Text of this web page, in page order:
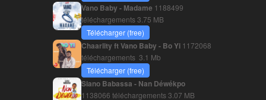
Vano Baby - Madame 1188499
téléchargements3.75 MB
Télécharger (free)
Chaarlity ft Vano Baby - Bo Yi 1172068
téléchargements 3.1 Mb
Télécharger (free)
Siano Babassa - Nan Déwékpo
1138066 téléchargements3.07 MB